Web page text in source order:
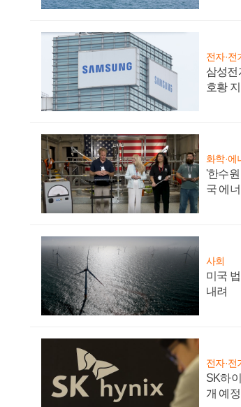
전자·전
삼성전
호황
화학·에
'한수원
국 에
사회
미국
내려
전자·전
SK하
개 예정